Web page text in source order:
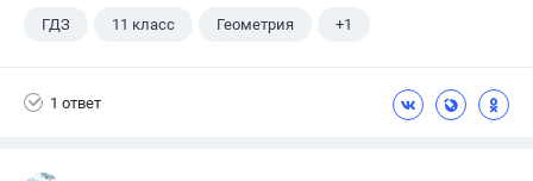
ГДЗ 11 класс Геометрия +1
1 ответ